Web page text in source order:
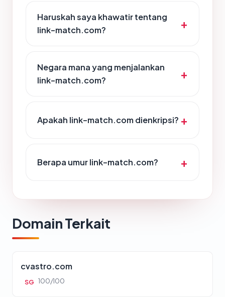
Haruskah saya khawatir tentang
link-match.com?
Negara mana yang menjalankan
link-match.com?
Apakah link-match.com dienkripsi?
Berapa umur link-match.com?
Domain Terkait
cvastro.com
SG 100/100